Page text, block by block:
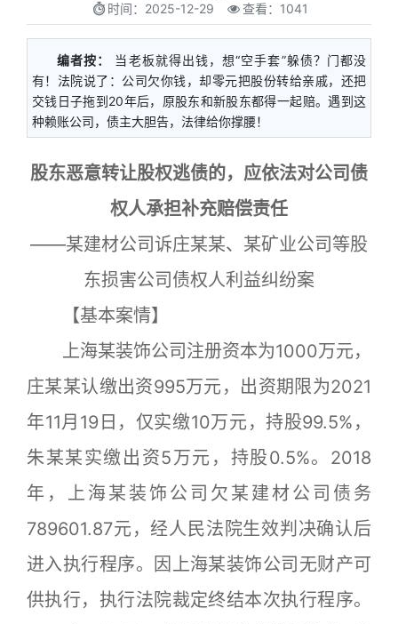
时间： 2025-12-29 查看：1041
编者按：
当老板就得出钱，想“空手套”躲债？门都没
有！法院说了：公司欠你钱，却零元把股份转给亲戚，还把
交钱日子拖到20年后，原股东和新股东都得一起赔。遇到这
种赖账公司，债主大胆告，法律给你撑腰！
股东恶意转让股权逃债的，应依法对公司债
权人承担补充赔偿责任
——某建材公司诉庄某某、某矿业公司等股
东损害公司债权人利益纠纷案
【基本案情】
上海某装饰公司注册资本为1000万元，
庄某某认缴出资995万元，出资期限为2021
年11月19日，仅实缴10万元，持股99.5%，
朱某某实缴出资5万元，持股0.5%。2018
年，上海某装饰公司欠某建材公司债务
789601.87元，经人民法院生效判决确认后
进入执行程序。因上海某装饰公司无财产可
供执行，执行法院裁定终结本次执行程序。